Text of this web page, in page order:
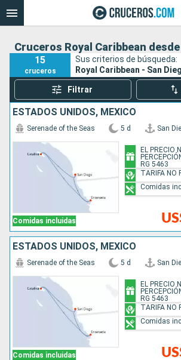
Cruceros Royal Caribbean
15
cruceros
Sus criterios de búsqueda:
Royal Caribbean - San
Filtrar
ESTADOS UNIDOS, MÉXICO
Comidas incluidas
Serenade of the Seas 5 d San
EL PRECIO
RG 5463
TARIFA NO
Comidas
ESTADOS UNIDOS, MÉXICO
Comidas incluidas
Serenade of the Seas 5 d San
EL PRECIO
RG 5463
TARIFA NO
Comidas